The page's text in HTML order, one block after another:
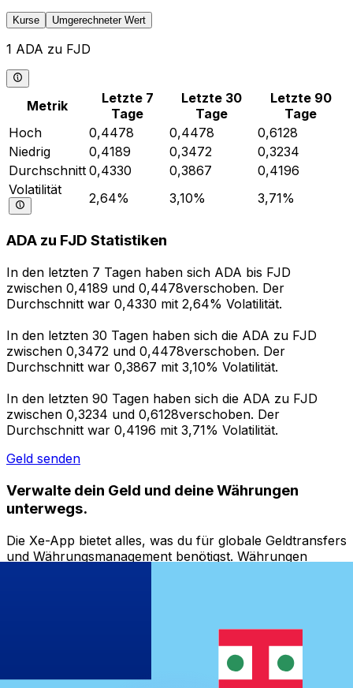
Kurse Umgerechneter Wert
1 ADA zu FJD
Metrik
Letzte 7
Tage
Letzte 30
Tage
Letzte 90
Tage
Hoch
0,4478 0,4478
0,6128
Niedrig
0,4189 0,3472
0,3234
Durchschnitt 0,4330 0,3867
0,4196
Volatilität
2,64% 3,10% 3,71%
ADA zu FJD Statistiken
In den letzten 7 Tagen haben sich ADA bis FJD
zwischen 0,4189 und 0,4478verschoben. Der
Durchschnitt war 0,4330 mit 2,64% Volatilität.
In den letzten 30 Tagen haben sich die ADA zu FJD
zwischen 0,3472 und 0,4478verschoben. Der
Durchschnitt war 0,3867 mit 3,10% Volatilität.
In den letzten 90 Tagen haben sich die ADA zu FJD
zwischen 0,3234 und 0,6128verschoben. Der
Durchschnitt war 0,4196 mit 3,71% Volatilität.
Geld senden
Verwalte dein Geld und deine Währungen
unterwegs.
Die Xe-App bietet alles, was du für globale Geldtransfers
und Währungsmanagement benötigst. Währungen